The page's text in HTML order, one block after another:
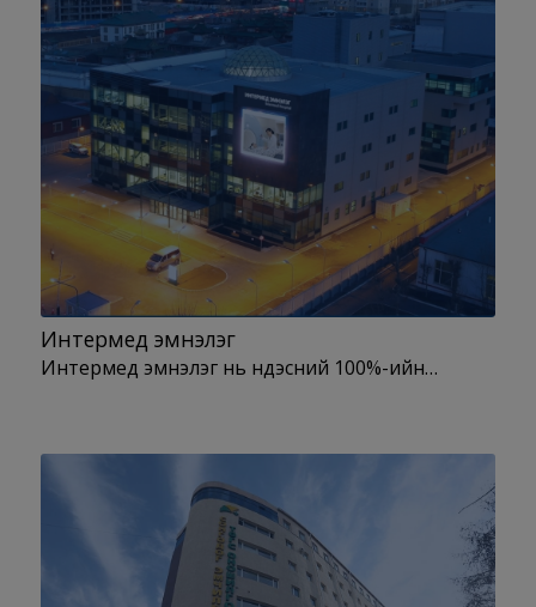
Интермед эмнэлэг
Интермед эмнэлэг нь үндэсний 100%-ийн…